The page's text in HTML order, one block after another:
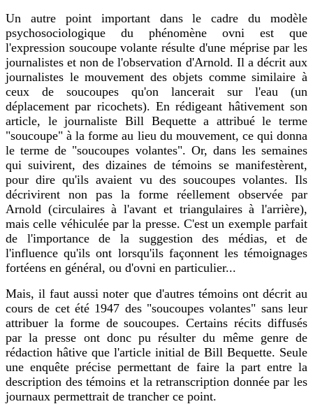
Un autre point important dans le cadre du modèle
psychosociologique du phénomène ovni est que
l'expression soucoupe volante résulte d'une méprise par les
journalistes et non de l'observation d'Arnold. Il a décrit aux
journalistes le mouvement des objets comme similaire à
ceux de soucoupes qu'on lancerait sur l'eau (un
déplacement par ricochets). En rédigeant hâtivement son
article, le journaliste Bill Bequette a attribué le terme
"soucoupe" à la forme au lieu du mouvement, ce qui donna
le terme de "soucoupes volantes". Or, dans les semaines
qui suivirent, des dizaines de témoins se manifestèrent,
pour dire qu'ils avaient vu des soucoupes volantes. Ils
décrivirent non pas la forme réellement observée par
Arnold (circulaires à l'avant et triangulaires à l'arrière),
mais celle véhiculée par la presse. C'est un exemple parfait
de l'importance de la suggestion des médias, et de
l'influence qu'ils ont lorsqu'ils façonnent les témoignages
fortéens en général, ou d'ovni en particulier...
Mais, il faut aussi noter que d'autres témoins ont décrit au
cours de cet été 1947 des "soucoupes volantes" sans leur
attribuer la forme de soucoupes. Certains récits diffusés
par la presse ont donc pu résulter du même genre de
rédaction hâtive que l'article initial de Bill Bequette. Seule
une enquête précise permettant de faire la part entre la
description des témoins et la retranscription donnée par les
journaux permettrait de trancher ce point.